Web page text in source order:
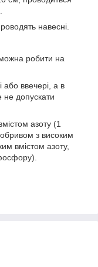
навесні.
робити на
ввечері, а в
не допускати
азоту (1
з високим
вмістом азоту,